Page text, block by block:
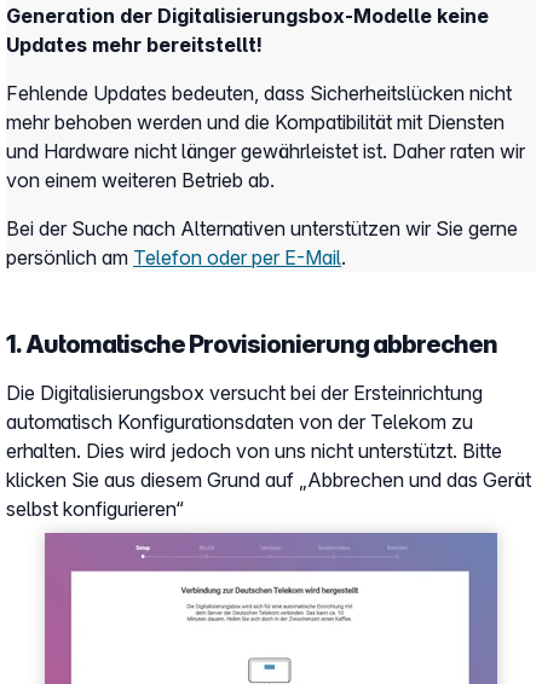
Generation der Digitalisierungsbox-Modelle keine
Updates mehr bereitstellt!
Fehlende Updates bedeuten, dass Sicherheitslücken nicht
mehr behoben werden und die Kompatibilität mit Diensten
und Hardware nicht länger gewährleistet ist. Daher raten wir
von einem weiteren Betrieb ab.
Bei der Suche nach Alternativen unterstützen wir Sie gerne
persönlich am Telefon oder per E-Mail.
1. Automatische Provisionierung abbrechen
Show larger version
Die Digitalisierungsbox versucht bei der Ersteinrichtung
automatisch Konfigurationsdaten von der Telekom zu
erhalten. Dies wird jedoch von uns nicht unterstützt. Bitte
klicken Sie aus diesem Grund auf „Abbrechen und das Gerät
selbst konfigurieren“